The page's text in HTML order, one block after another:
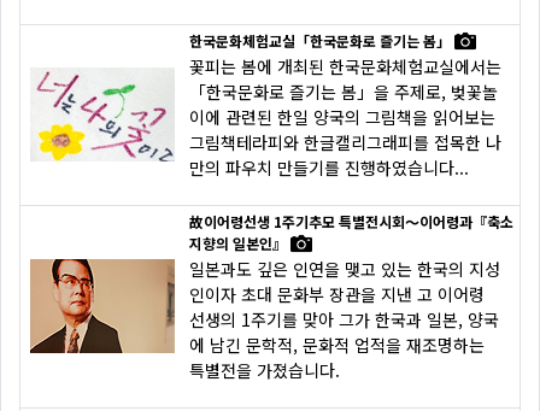
한국문화체험교실「한국문화로 즐기는 봄」
꽃피는 봄에 개최된 한국문화체험교실에서는
「한국문화로 즐기는 봄」을 주제로, 벚꽃놀
이에 관련된 한일 양국의 그림책을 읽어보는
그림책테라피와 한글캘리그래피를 접목한 나
만의 파우치 만들기를 진행하였습니다...
故이어령선생 1주기추모 특별전시회〜이어령과『축소
지향의 일본인』
일본과도 깊은 인연을 맺고 있는 한국의 지성
인이자 초대 문화부 장관을 지낸 고 이어령
선생의 1주기를 맞아 그가 한국과 일본, 양국
에 남긴 문학적, 문화적 업적을 재조명하는
특별전을 가졌습니다.